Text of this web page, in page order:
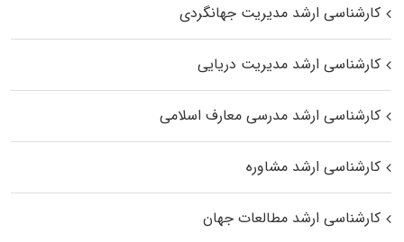
کارشناسی ارشد مدیریت جهانگردی
کارشناسی ارشد مدیریت دریایی
کارشناسی ارشد مدرسی معارف اسلامی
کارشناسی ارشد مشاوره
کارشناسی ارشد مطالعات جهان